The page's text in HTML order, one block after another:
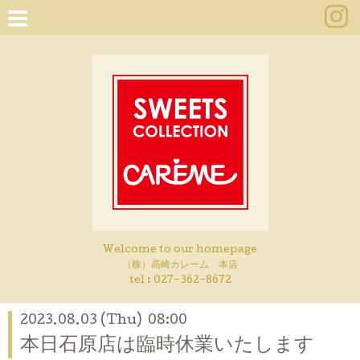
Welcome to our homepage
（株）高崎カレーム 本店
tel : 027-362-8672
2023.08.03 (Thu) 08:00
本日石原店は臨時休業いたします